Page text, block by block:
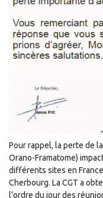
Pour rappel, la perte de
Orano-Framatome)
différents sites en
Cherbourg. La CGT a
l’ordre du jour des